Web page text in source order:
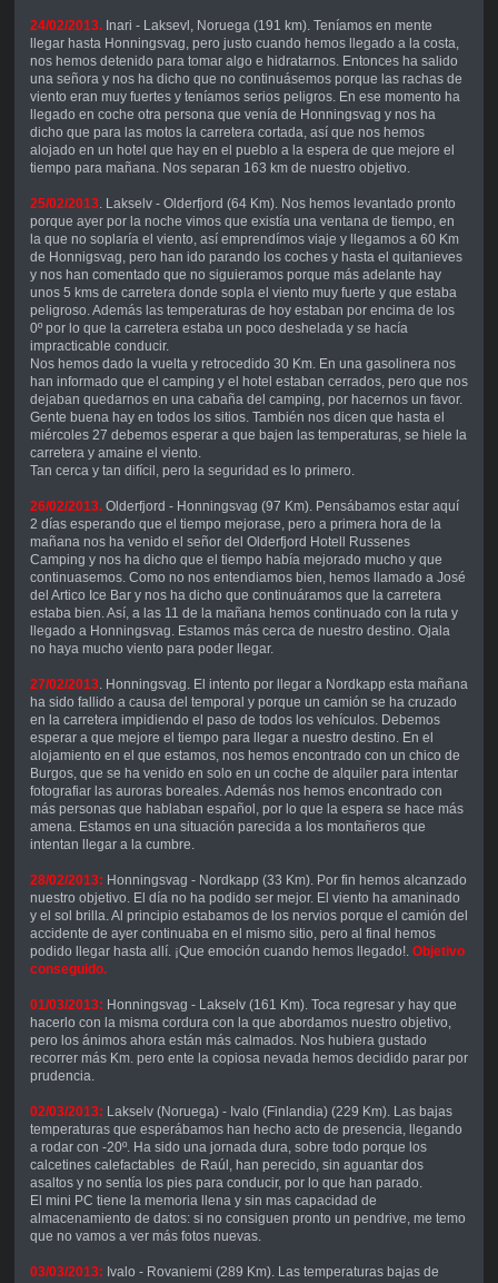
24/02/2013.Inari - Laksevl, Noruega (191 km). Teníamos en mente
llegar hasta Honningsvag, pero justo cuando hemos llegado a la costa,
nos hemos detenido para tomar algo e hidratarnos. Entonces ha salido
una señora y nos ha dicho que no continuásemos porque las rachas de
viento eran muy fuertes y teníamos serios peligros. En ese momento ha
llegado en coche otra persona que venía de Honningsvag y nos ha
dicho que para las motos la carretera cortada, así que nos hemos
alojado en un hotel que hay en el pueblo a la espera de que mejore el
tiempo para mañana. Nos separan 163 km de nuestro objetivo.
25/02/2013. Lakselv - Olderfjord (64 Km). Nos hemos levantado pronto
porque ayer por la noche vimos que existía una ventana de tiempo, en
la que no soplaría el viento, así emprendímos viaje y llegamos a 60 Km
de Honnigsvag, pero han ido parando los coches y hasta el quitanieves
y nos han comentado que no siguieramos porque más adelante hay
unos 5 kms de carretera donde sopla el viento muy fuerte y que estaba
peligroso. Además las temperaturas de hoy estaban por encima de los
0º por lo que la carretera estaba un poco deshelada y se hacía
impracticable conducir.
Nos hemos dado la vuelta y retrocedido 30 Km. En una gasolinera nos
han informado que el camping y el hotel estaban cerrados, pero que nos
dejaban quedarnos en una cabaña del camping, por hacernos un favor.
Gente buena hay en todos los sitios. También nos dicen que hasta el
miércoles 27 debemos esperar a que bajen las temperaturas, se hiele la
carretera y amaine el viento.
Tan cerca y tan difícil, pero la seguridad es lo primero.
26/02/2013.Olderfjord - Honningsvag (97 Km). Pensábamos estar aquí
2 días esperando que el tiempo mejorase, pero a primera hora de la
mañana nos ha venido el señor del Olderfjord Hotell Russenes
Camping y nos ha dicho que el tiempo había mejorado mucho y que
continuasemos. Como no nos entendiamos bien, hemos llamado a José
del Artico Ice Bar y nos ha dicho que continuáramos que la carretera
estaba bien. Así, a las 11 de la mañana hemos continuado con la ruta y
llegado a Honningsvag. Estamos más cerca de nuestro destino. Ojala
no haya mucho viento para poder llegar.
27/02/2013. Honningsvag. El intento por llegar a Nordkapp esta mañana
ha sido fallido a causa del temporal y porque un camión se ha cruzado
en la carretera impidiendo el paso de todos los vehículos. Debemos
esperar a que mejore el tiempo para llegar a nuestro destino. En el
alojamiento en el que estamos, nos hemos encontrado con un chico de
Burgos, que se ha venido en solo en un coche de alquiler para intentar
fotografiar las auroras boreales. Además nos hemos encontrado con
más personas que hablaban español, por lo que la espera se hace más
amena. Estamos en una situación parecida a los montañeros que
intentan llegar a la cumbre.
28/02/2013: Honningsvag - Nordkapp (33 Km). Por fin hemos alcanzado
nuestro objetivo. El día no ha podido ser mejor. El viento ha amaninado
y el sol brilla. Al principio estabamos de los nervios porque el camión del
accidente de ayer continuaba en el mismo sitio, pero al final hemos
podido llegar hasta allí. ¡Que emoción cuando hemos llegado!. Objetivo
conseguido.
01/03/2013: Honningsvag - Lakselv (161 Km). Toca regresar y hay que
hacerlo con la misma cordura con la que abordamos nuestro objetivo,
pero los ánimos ahora están más calmados. Nos hubiera gustado
recorrer más Km. pero ente la copiosa nevada hemos decidido parar por
prudencia.
02/03/2013: Lakselv (Noruega) - Ivalo (Finlandia) (229 Km). Las bajas
temperaturas que esperábamos han hecho acto de presencia, llegando
a rodar con -20º. Ha sido una jornada dura, sobre todo porque los
calcetines calefactables de Raúl, han perecido, sin aguantar dos
asaltos y no sentía los pies para conducir, por lo que han parado.
El mini PC tiene la memoria llena y sin mas capacidad de
almacenamiento de datos: si no consiguen pronto un pendrive, me temo
que no vamos a ver más fotos nuevas.
03/03/2013: Ivalo - Rovaniemi (289 Km). Las temperaturas bajas de